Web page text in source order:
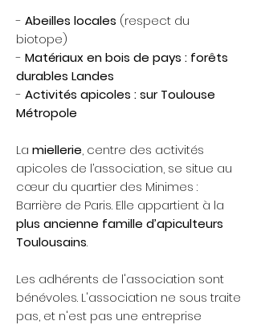
- Abeilles locales (respect du
biotope)
- Matériaux en bois de pays : forêts
durables Landes
- Activités apicoles : sur Toulouse
Métropole
La miellerie, centre des activités
apicoles de l’association, se situe au
cœur du quartier des Minimes :
Barrière de Paris. Elle appartient à la
plus ancienne famille d’apiculteurs
Toulousains.
Les adhérents de l'association sont
bénévoles. L'association ne sous traite
pas, et n'est pas une entreprise